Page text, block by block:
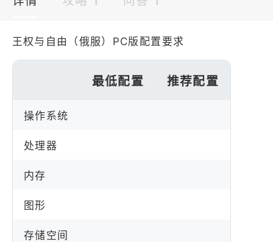
王权与自由（俄服）PC版配置要求
最低配置 推荐配置
操作系统
处理器
内存
图形
存储空间